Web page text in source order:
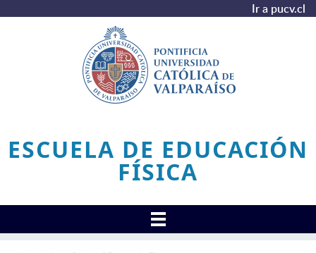
Ir a pucv.cl
ESCUELA DE EDUCACIÓN
FÍSICA